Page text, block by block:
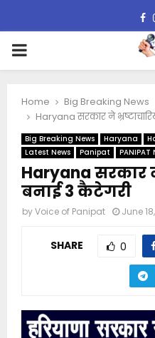
PRIMARY
Home
Big Breaking News
Haryana सरकार ने
Big Breaking News Haryana
Latest News
Panipat PANIPAT
Haryana सरकार ने
बनाई 3 कैटेगरी
byVoice of Panipat June
SHARE 0